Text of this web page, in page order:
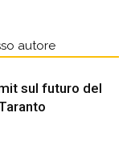
autore
sul futuro del